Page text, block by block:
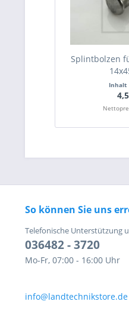
Splintbolzen
Inhalt
So können Sie uns
Telefonische Unterstützung
036482 - 3720
Mo-Fr, 07:00 - 16:00 Uhr
info@landtechnikstore.de